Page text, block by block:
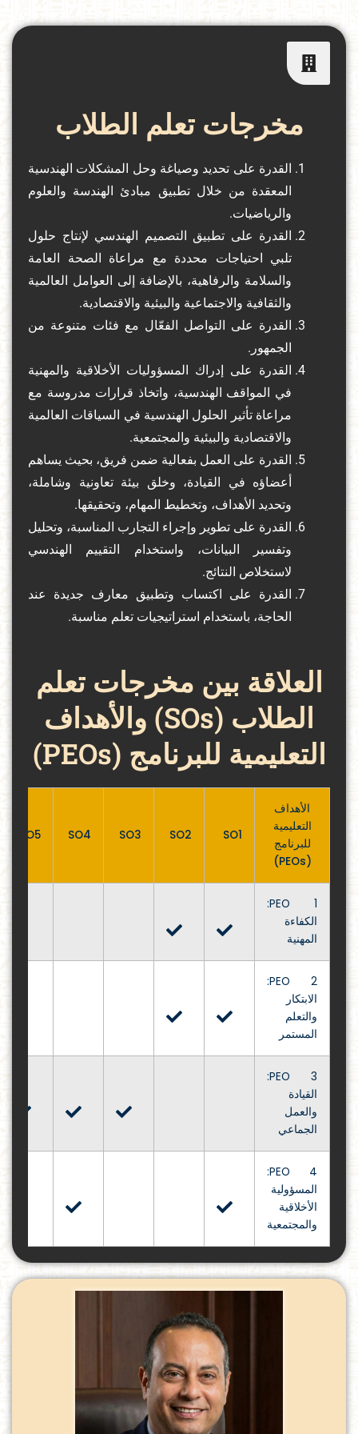
مخرجات تعلم الطلاب
القدرة على تحديد وصياغة وحل المشكلات الهندسية
المعقدة من خلال تطبيق مبادئ الهندسة والعلوم
والرياضيات.
القدرة على تطبيق التصميم الهندسي لإنتاج حلول
تلبي احتياجات محددة مع مراعاة الصحة العامة
والسلامة والرفاهية، بالإضافة إلى العوامل العالمية
والثقافية والاجتماعية والبيئية والاقتصادية.
القدرة على التواصل الفعّال مع فئات متنوعة من
الجمهور.
القدرة على إدراك المسؤوليات الأخلاقية والمهنية
في المواقف الهندسية، واتخاذ قرارات مدروسة مع
مراعاة تأثير الحلول الهندسية في السياقات العالمية
والاقتصادية والبيئية والمجتمعية.
القدرة على العمل بفعالية ضمن فريق، بحيث يساهم
أعضاؤه في القيادة، وخلق بيئة تعاونية وشاملة،
وتحديد الأهداف، وتخطيط المهام، وتحقيقها.
القدرة على تطوير وإجراء التجارب المناسبة، وتحليل
وتفسير البيانات، واستخدام التقييم الهندسي
لاستخلاص النتائج.
القدرة على اكتساب وتطبيق معارف جديدة عند
الحاجة، باستخدام استراتيجيات تعلم مناسبة.
العلاقة بين مخرجات تعلم
الطلاب (SOs) والأهداف
التعليمية للبرنامج (PEOs)
الأهداف
التعليمية
للبرنامج
(PEOs)
SO1
SO2
SO3
SO4
SO5
PEO 1:
الكفاءة
المهنية
PEO 2:
الابتكار
والتعلم
المستمر
PEO 3:
القيادة
والعمل
الجماعي
PEO 4:
المسؤولية
الأخلاقية
والمجتمعية